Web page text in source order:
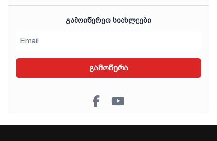
ᲒᲐᲛᲝᲘᲬᲔᲠᲔᲗ ᲡᲘᲐᲮᲚᲔᲔᲑᲘ
გამოწერა